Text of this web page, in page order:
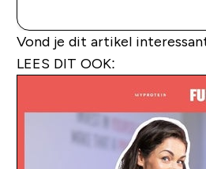
Vond je dit artikel
LEES DIT OOK: